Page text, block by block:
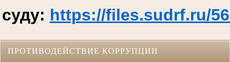
суду: https://files.sudrf.ru/
ПРОТИВОДЕЙСТВИЕ КОРРУПЦИИ